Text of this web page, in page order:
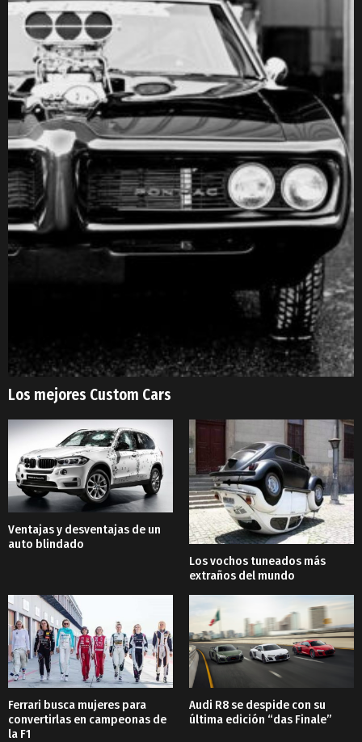
Los mejores Custom Cars
Ventajas y desventajas de un
auto blindado
Los vochos tuneados más
extraños del mundo
Ferrari busca mujeres para
convertirlas en campeonas de
la F1
Audi R8 se despide con su
última edición “das Finale”